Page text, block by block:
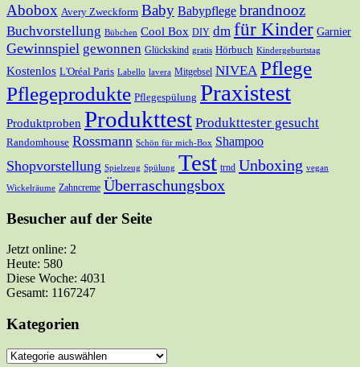
Abobox Avery Zweckform Baby Babypflege brandnooz
Buchvorstellung Bübchen Cool Box DIY dm für Kinder Garnier
Gewinnspiel gewonnen Glückskind gratis Hörbuch Kindergeburtstag
Kostenlos L'Oréal Paris Labello lavera Mitgebsel NIVEA Pflege
Pflegeprodukte Pflegespülung Praxistest
Produktproben Produkttest Produkttester gesucht
Randomhouse Rossmann Schön für mich-Box Shampoo
Shopvorstellung Spielzeug Spülung Test trnd Unboxing vegan
Wickelräume Zahncreme Überraschungsbox
Besucher auf der Seite
Jetzt online: 2
Heute: 580
Diese Woche: 4031
Gesamt: 1167247
Kategorien
Kategorien